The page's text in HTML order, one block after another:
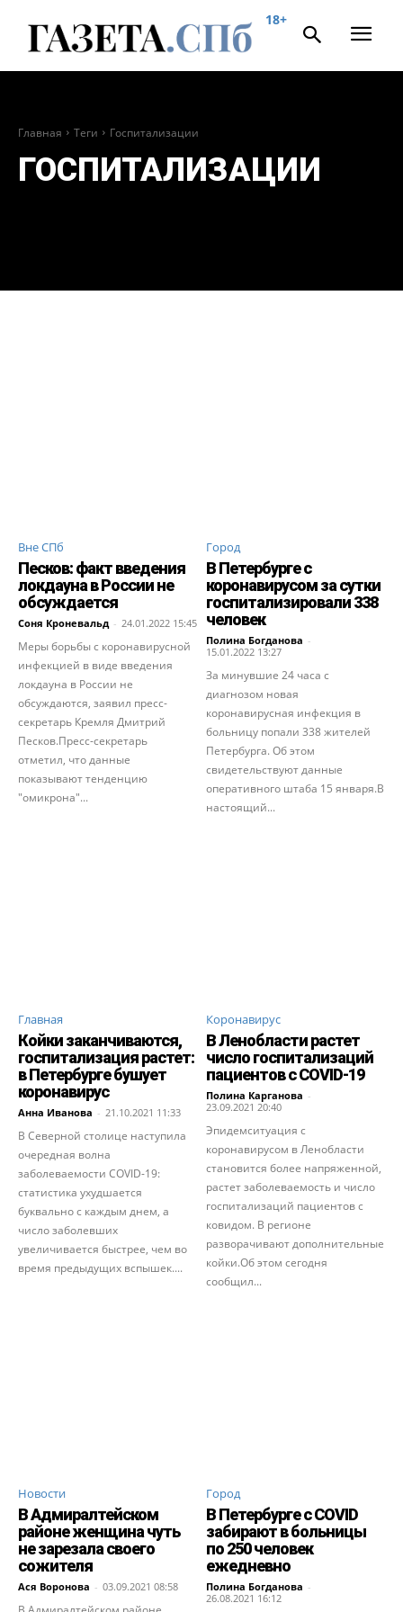
18+
Главная Теги Госпитализации
ГОСПИТАЛИЗАЦИИ
Вне СПб
Песков: факт введения
локдауна в России не
обсуждается
Соня Кроневальд - 24.01.2022 15:45
Меры борьбы с коронавирусной
инфекцией в виде введения
локдауна в России не
обсуждаются, заявил пресс-
секретарь Кремля Дмитрий
Песков.Пресс-секретарь
отметил, что данные
показывают тенденцию
"омикрона"...
Город
В Петербурге с
коронавирусом за сутки
госпитализировали 338
человек
Полина Богданова -
15.01.2022 13:27
За минувшие 24 часа с
диагнозом новая
коронавирусная инфекция в
больницу попали 338 жителей
Петербурга. Об этом
свидетельствуют данные
оперативного штаба 15 января.В
настоящий...
Главная
Койки заканчиваются,
госпитализация растет:
в Петербурге бушует
коронавирус
Анна Иванова - 21.10.2021 11:33
В Северной столице наступила
очередная волна
заболеваемости COVID-19:
статистика ухудшается
буквально с каждым днем, а
число заболевших
увеличивается быстрее, чем во
время предыдущих вспышек....
Коронавирус
В Ленобласти растет
число госпитализаций
пациентов с COVID-19
Полина Карганова -
23.09.2021 20:40
Эпидемситуация с
коронавирусом в Ленобласти
становится более напряженной,
растет заболеваемость и число
госпитализаций пациентов с
ковидом. В регионе
разворачивают дополнительные
койки.Об этом сегодня
сообщил...
Новости
В Адмиралтейском
районе женщина чуть
не зарезала своего
сожителя
Ася Воронова - 03.09.2021 08:58
Город
В Петербурге с COVID
забирают в больницы
по 250 человек
ежедневно
Полина Богданова -
26.08.2021 16:12